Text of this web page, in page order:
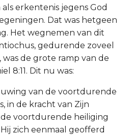
erkentenis jegens God
Dat was hetgeen
Het wegnemen van dit
gedurende zoveel
de grote ramp van de
8:11. Dit nu was:
van de voortdurende
in de kracht van Zijn
voortdurende heiliging
zich eenmaal geofferd